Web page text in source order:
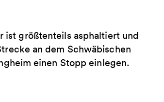
ist größtenteils asphaltiert und
an dem Schwäbischen
einen Stopp einlegen.